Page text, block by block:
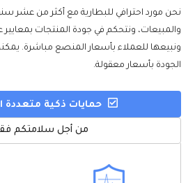
نحن مورد احترافي للبطارية مع أكثر من عشر
والمبيعات، ونتحكم في جودة المنتجات
ونبيعها للعملاء بأسعار المنصع مباشرة.
الجودة بأسعار معقولة.
حمايات ذكية متعددة
من أجل سلامتكم